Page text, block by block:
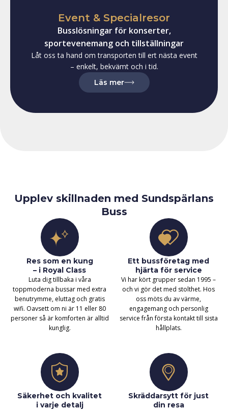
Event & Specialresor
Busslösningar för konserter,
sportevenemang och tillställningar
Låt oss ta hand om transporten till ert nästa event
– enkelt, bekvämt och i tid.
Läs merom event och specialresor
Upplev skillnaden med Sundspärlans
Buss
Res som en kung
– i Royal Class
Luta dig tillbaka i våra
toppmoderna bussar med extra
benutrymme, eluttag och gratis
wifi. Oavsett om ni är 11 eller 80
personer så är komforten är alltid
kunglig.
Ett bussföretag med
hjärta för service
Vi har kört grupper sedan 1995 –
och vi gör det med stolthet. Hos
oss möts du av värme,
engagemang och personlig
service från första kontakt till sista
hållplats.
Säkerhet och kvalitet
i varje detalj
Skräddarsytt för just
din resa